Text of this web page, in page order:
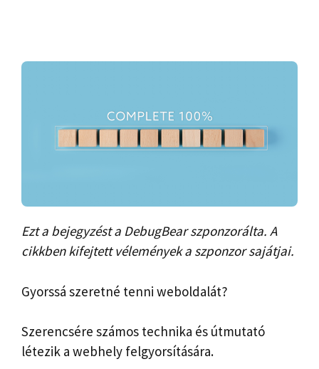
Ezt a bejegyzést a DebugBear szponzorálta. A
cikkben kifejtett vélemények a szponzor sajátjai.
Gyorssá szeretné tenni weboldalát?
Szerencsére számos technika és útmutató
létezik a webhely felgyorsítására.